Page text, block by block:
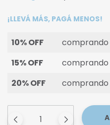
¡LLEVÁ MÁS, PAGÁ MENOS!
10% OFF
comprando
15% OFF
comprando
20% OFF
comprando